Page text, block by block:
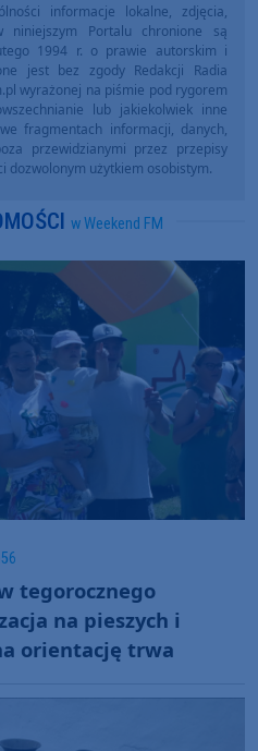
informacje lokalne, zdjęcia,
niniejszym Portalu chronione są
1994 r. o prawie autorskim i
jest bez zgody Redakcji Radia
wyrażonej na piśmie pod rygorem
lub jakiekolwiek inne
fragmentach informacji, danych,
przewidzianymi przez przepisy
dozwolonym użytkiem osobistym.
w Weekend FM
56
tegorocznego
na pieszych i
orientację trwa